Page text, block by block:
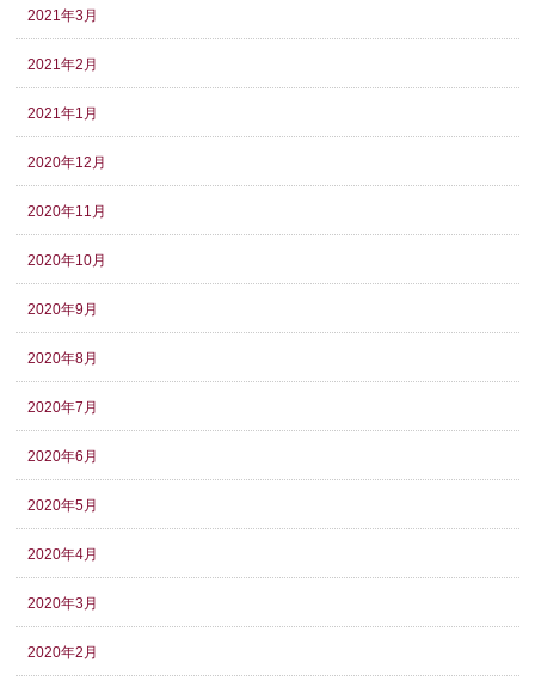
2021年3月
2021年2月
2021年1月
2020年12月
2020年11月
2020年10月
2020年9月
2020年8月
2020年7月
2020年6月
2020年5月
2020年4月
2020年3月
2020年2月